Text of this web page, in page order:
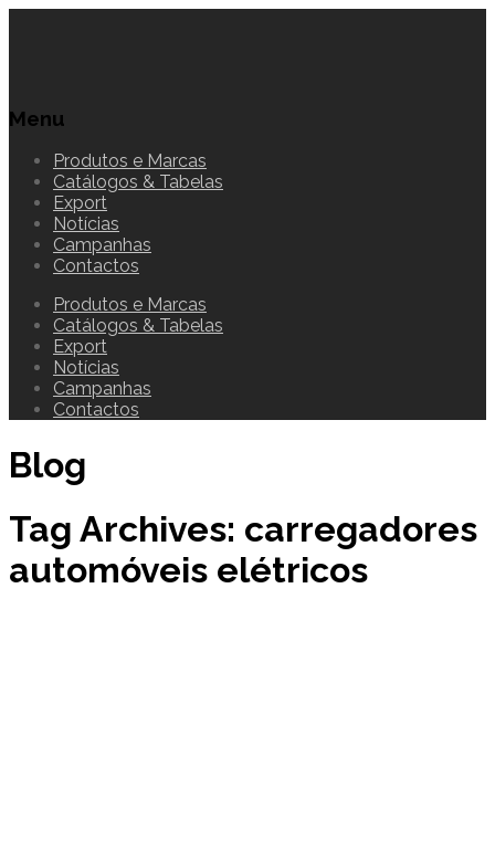
Menu
Produtos e Marcas
Catálogos & Tabelas
Export
Notícias
Campanhas
Contactos
Produtos e Marcas
Catálogos & Tabelas
Export
Notícias
Campanhas
Contactos
Blog
Tag Archives: carregadores
automóveis elétricos